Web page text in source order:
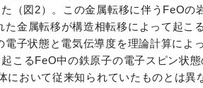
（図2）。この金属転移に伴うFeOの
金属転移が構造相転移によって起こ
子状態と電気伝導度を理論計算によ
こるFeO中の鉄原子の電子スピン状
おいて従来知られていたものとは異